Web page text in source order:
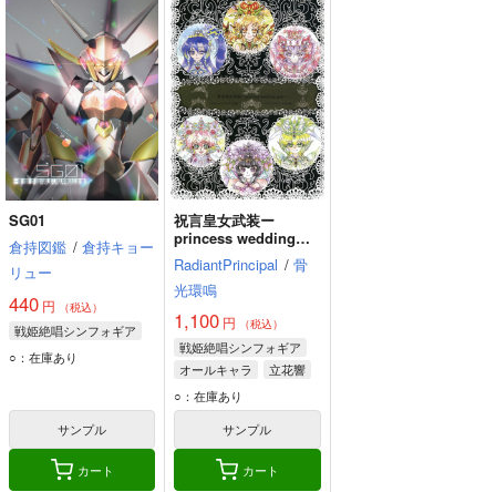
SG01
倉持図鑑 / 倉持キョー
リュー
440 円 （税込）
戦姫絶唱シンフォギア
○：在庫あり
サンプル
カート
祝言皇女武装ー
princess wedding
gearー
RadiantPrincipal / 骨
光環鳴
1,100 円 （税込）
戦姫絶唱シンフォギア
オールキャラ
立花響
風鳴翼
雪音クリス
○：在庫あり
サンプル
カート